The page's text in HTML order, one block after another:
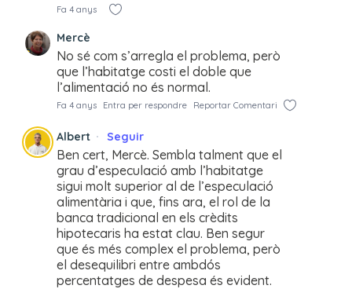
Fa 4 anys
Mercè
No sé com s’arregla el problema, però
que l’habitatge costi el doble que
l’alimentació no és normal.
Fa 4 anys Entra per respondre Reportar Comentari
Albert Seguir
Ben cert, Mercè. Sembla talment que el
grau d’especulació amb l’habitatge
sigui molt superior al de l’especulació
alimentària i que, fins ara, el rol de la
banca tradicional en els crèdits
hipotecaris ha estat clau. Ben segur
que és més complex el problema, però
el desequilibri entre ambdós
percentatges de despesa és evident.